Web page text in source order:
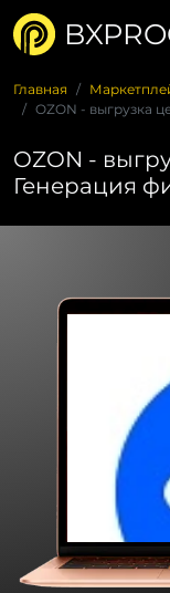
Главная
OZON - выгрузка
OZON -
Генерация